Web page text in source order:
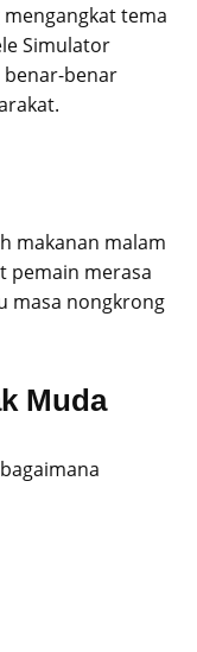
tema
Simulator
benar
makanan malam
pemain merasa
masa nongkrong
Muda